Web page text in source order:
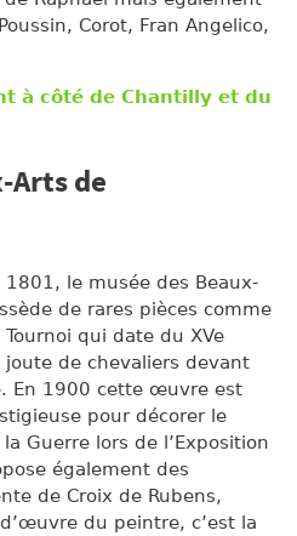
Corot, Fran Angelico,
à côté de Chantilly et du
Arts de
le musée des Beaux-
de rares pièces comme
Tournoi qui date du XVe
de chevaliers devant
En 1900 cette œuvre est
pour décorer le
Guerre lors de l’Exposition
également des
de Croix de Rubens,
du peintre, c’est la